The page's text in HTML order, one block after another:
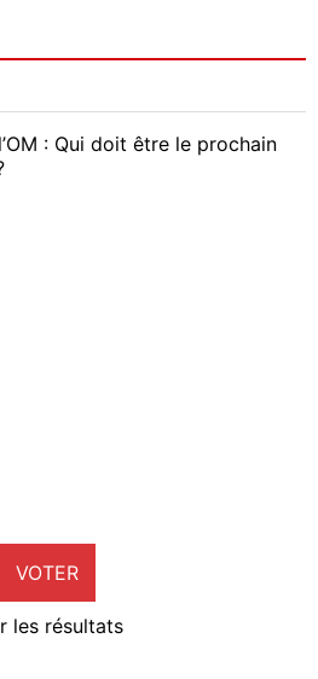
: Qui doit être le prochain
VOTER
les résultats